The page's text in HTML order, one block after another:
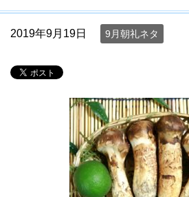
2019年9月19日 9月朝礼ネタ